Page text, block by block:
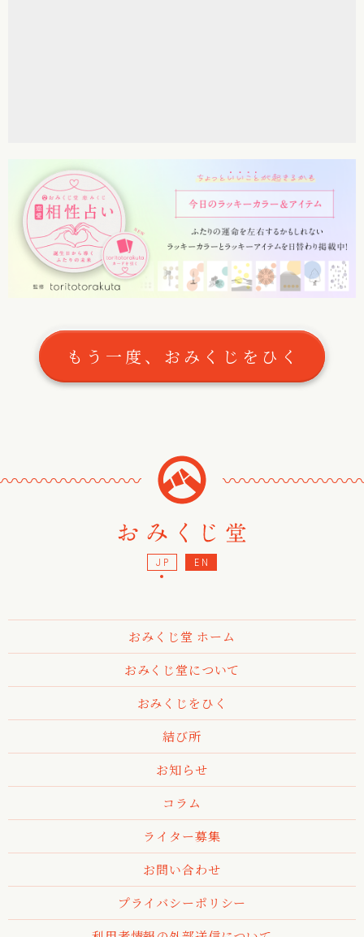
もう一度、おみくじをひく
〰〰〰〰〰〰〰 〰〰〰〰〰〰〰
JP EN
おみくじ堂 ホーム
おみくじ堂について
おみくじをひく
結び所
お知らせ
コラム
ライター募集
お問い合わせ
プライバシーポリシー